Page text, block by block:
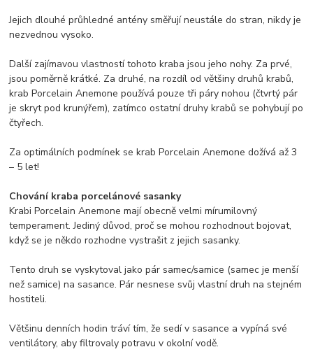
Jejich dlouhé průhledné antény směřují neustále do stran, nikdy je
nezvednou vysoko.
Další zajímavou vlastností tohoto kraba jsou jeho nohy. Za prvé,
jsou poměrně krátké. Za druhé, na rozdíl od většiny druhů krabů,
krab Porcelain Anemone používá pouze tři páry nohou (čtvrtý pár
je skryt pod krunýřem), zatímco ostatní druhy krabů se pohybují po
čtyřech.
Za optimálních podmínek se krab Porcelain Anemone dožívá až 3
– 5 let!
Chování kraba porcelánové sasanky
Krabi Porcelain Anemone mají obecně velmi mírumilovný
temperament. Jediný důvod, proč se mohou rozhodnout bojovat,
když se je někdo rozhodne vystrašit z jejich sasanky.
Tento druh se vyskytoval jako pár samec/samice (samec je menší
než samice) na sasance. Pár nesnese svůj vlastní druh na stejném
hostiteli.
Většinu denních hodin tráví tím, že sedí v sasance a vypíná své
ventilátory, aby filtrovaly potravu v okolní vodě.